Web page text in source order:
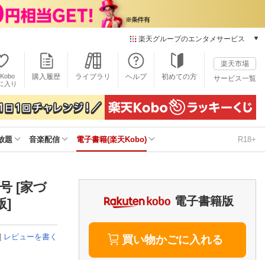
楽天グループのエンタメサービス
本/ゲーム/CD/DVD
楽天ブックス
電子書籍
楽天Kobo
雑誌読み放題
楽天ミュージック
楽天TV
動画配信ガイド
Rakuten PLAY
Rチャンネル
入り
購入履歴 ライブラリ ヘルプ 初めての方
楽天市場
サービス一覧
題 音楽配信 電子書籍(楽天Kobo) R18+
[家づ
]
| レビューを書く
電子書籍版
買い物かごに入れる